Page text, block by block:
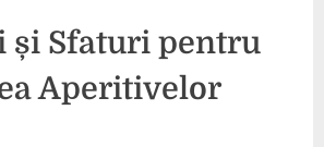
și Sfaturi pentru
Aperitivelor